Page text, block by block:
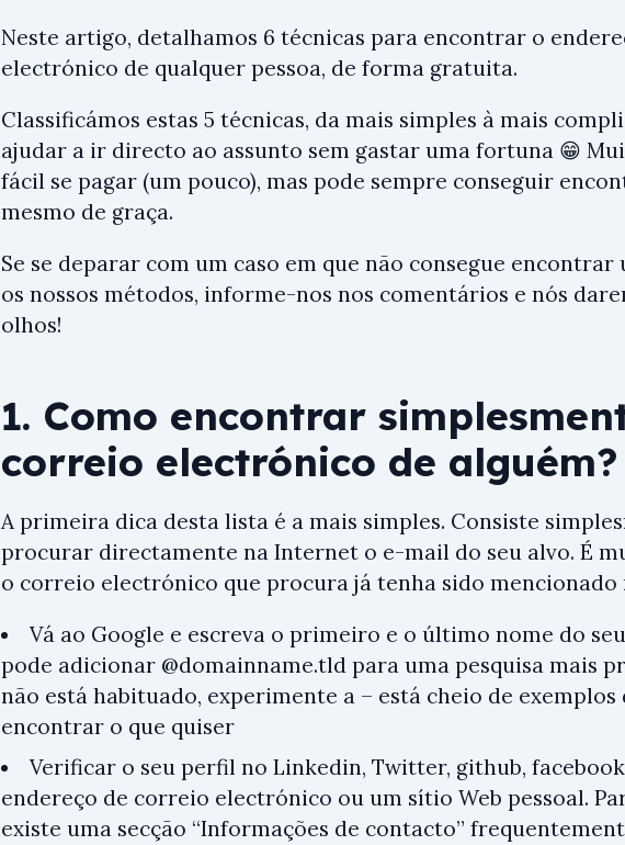
Neste artigo, detalhamos 6 técnicas para encontrar o
electrónico de qualquer pessoa, de forma gratuita.
Classificámos estas 5 técnicas, da mais simples à mais
ajudar a ir directo ao assunto sem gastar uma fortuna 😁
fácil se pagar (um pouco), mas pode sempre conseguir
mesmo de graça.
Se se deparar com um caso em que não consegue encontrar
os nossos métodos, informe-nos nos comentários e nós
olhos!
1. Como encontrar
correio electrónico de alguém?
A primeira dica desta lista é a mais simples. Consiste
procurar directamente na Internet o e-mail do seu alvo. É
o correio electrónico que procura já tenha sido mencionado
Vá ao Google e escreva o primeiro e o último nome do
pode adicionar @domainname.tld para uma pesquisa mais
não está habituado, experimente a – está cheio de exemplos
encontrar o que quiser
Verificar o seu perfil no Linkedin, Twitter, github,
endereço de correio electrónico ou um sítio Web pessoal.
existe uma secção “Informações de contacto”